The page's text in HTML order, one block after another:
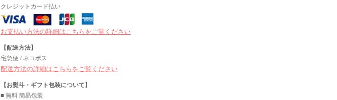
クレジットカード払い
お支払い方法の詳細はこちらをご覧ください
【配送方法】
宅急便 / ネコポス
配送方法の詳細はこちらをご覧ください
【お熨斗・ギフト包装について】
■ 無料 簡易包装